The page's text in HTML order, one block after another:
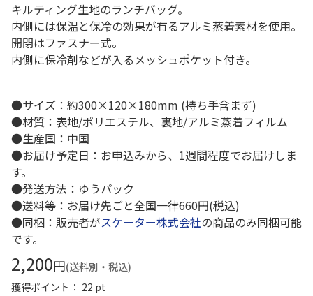
キルティング生地のランチバッグ。
内側には保温と保冷の効果が有るアルミ蒸着素材を使用。
開閉はファスナー式。
内側に保冷剤などが入るメッシュポケット付き。
●サイズ：約300×120×180mm (持ち手含まず)
●材質：表地/ポリエステル、裏地/アルミ蒸着フィルム
●生産国：中国
●お届け予定日：お申込みから、1週間程度でお届けしま
す。
●発送方法：ゆうパック
●送料等：お届け先ごと全国一律660円(税込)
●同梱：販売者がスケーター株式会社の商品のみ同梱可能
です。
2,200円(送料別・税込)
獲得ポイント： 22 pt